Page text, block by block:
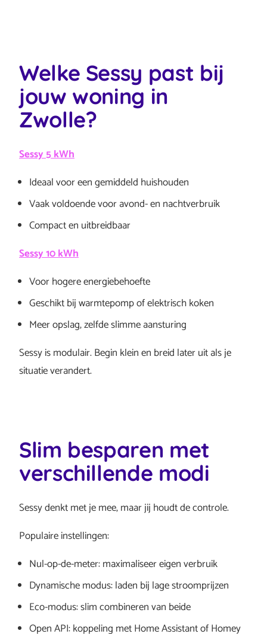
Welke Sessy past bij
jouw woning in
Zwolle?
Sessy 5 kWh
Ideaal voor een gemiddeld huishouden
Vaak voldoende voor avond- en nachtverbruik
Compact en uitbreidbaar
Sessy 10 kWh
Voor hogere energiebehoefte
Geschikt bij warmtepomp of elektrisch koken
Meer opslag, zelfde slimme aansturing
Sessy is modulair. Begin klein en breid later uit als je
situatie verandert.
Slim besparen met
verschillende modi
Sessy denkt met je mee, maar jij houdt de controle.
Populaire instellingen:
Nul-op-de-meter: maximaliseer eigen verbruik
Dynamische modus: laden bij lage stroomprijzen
Eco-modus: slim combineren van beide
Open API: koppeling met Home Assistant of Homey